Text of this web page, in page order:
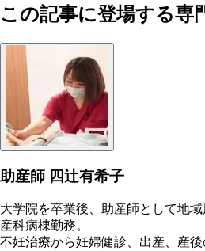
この記事に登場する専
助産師 四辻有希子
大学院を卒業後、助産師として地
産科病棟勤務。
不妊治療から妊婦健診、出産、産